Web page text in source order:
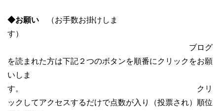
◆お願い （お手数お掛けしま
す）
ブログ
を読まれた方は下記２つのボタンを順番にクリックをお願
いしま
す。 クリ
ックしてアクセスするだけで点数が入り（投票され）順位